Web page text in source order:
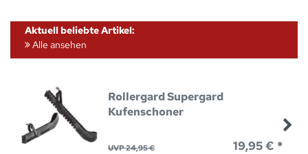
Aktuell beliebte Artikel:
Alle ansehen
Rollergard Supergard
Kufenschoner
UVP 24,95 € 19,95 € *